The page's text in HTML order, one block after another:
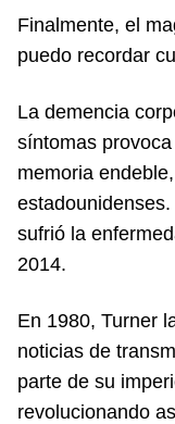
Finalmente, el
puedo recordar
La demencia
síntomas
memoria
sufrió la
2014.
En 1980, Turner
noticias de
parte de su
revolucionando